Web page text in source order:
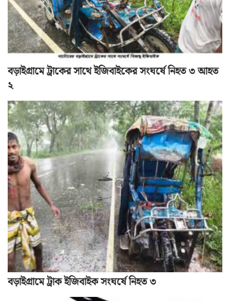
বড়াইগ্রামে ট্রাকের সাথে ইজিবাইকের সংঘর্ষে নিহত ৩ আহত
২
বড়াইগ্রামে ট্রাক ইজিবাইক সংঘর্ষে নিহত ৩